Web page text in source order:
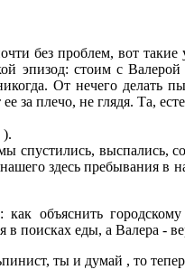
без проблем, вот
эпизод: стоим с
От нечего делать
за плечо, не глядя. Та,
).
спустились, выспались,
здесь пребывания
как объяснить
поисках еды, а Валера -
ты и думай , то